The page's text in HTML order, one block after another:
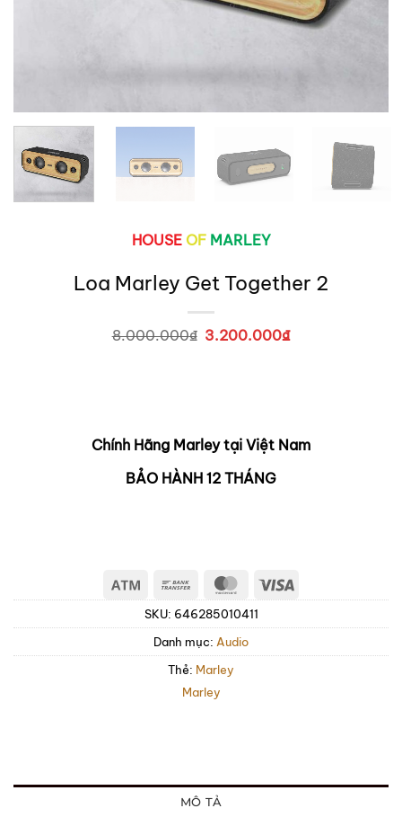
HOUSE OF MARLEY
Loa Marley Get Together 2
8.000.000₫ Giá
3.200.000₫Giá
Chính Hãng Marley tại Việt Nam
BẢO HÀNH 12 THÁNG
Atm
Bank
Transfer
MasterCard
SKU: 646285010411
Danh mục: Audio
Thẻ: Marley
Marley
MÔ TẢ